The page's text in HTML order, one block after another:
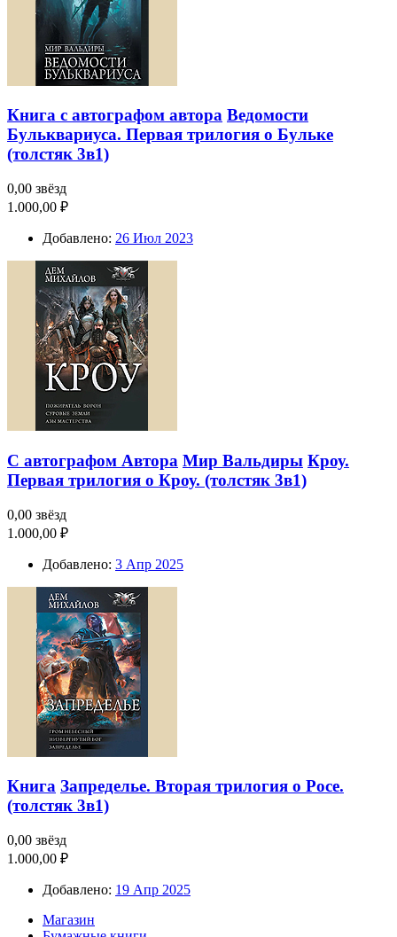
Книга с автографом автора Ведомости
Бульквариуса. Первая трилогия о Бульке
(толстяк 3в1)
0,00 звёзд
1.000,00 ₽
Добавлено: 26 Июл 2023
С автографом Автора Мир Вальдиры Кроу.
Первая трилогия о Кроу. (толстяк 3в1)
0,00 звёзд
1.000,00 ₽
Добавлено: 3 Апр 2025
Книга Запределье. Вторая трилогия о Росе.
(толстяк 3в1)
0,00 звёзд
1.000,00 ₽
Добавлено: 19 Апр 2025
Магазин